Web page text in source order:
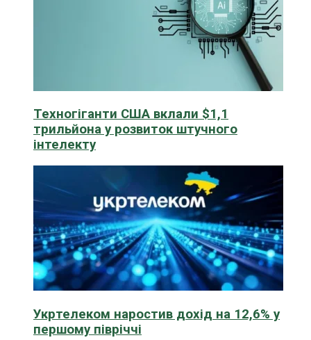
Техногіганти США вклали $1,1
трильйона у розвиток штучного
інтелекту
Укртелеком наростив дохід на 12,6% у
першому півріччі